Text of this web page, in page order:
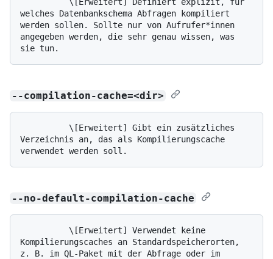
welches Datenbankschema Abfragen kompiliert
werden sollen. Sollte nur von Aufrufer*innen
angegeben werden, die sehr genau wissen, was
--compilation-cache=<dir>
Verzeichnis an, das als Kompilierungscache
--no-default-compilation-cache
Kompilierungscaches an Standardspeicherorten,
z. B. im QL-Paket mit der Abfrage oder im